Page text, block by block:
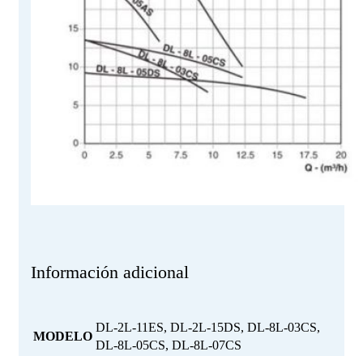
Información adicional
MODELO
DL-2L-11ES, DL-2L-15DS, DL-8L-03CS,
DL-8L-05CS, DL-8L-07CS